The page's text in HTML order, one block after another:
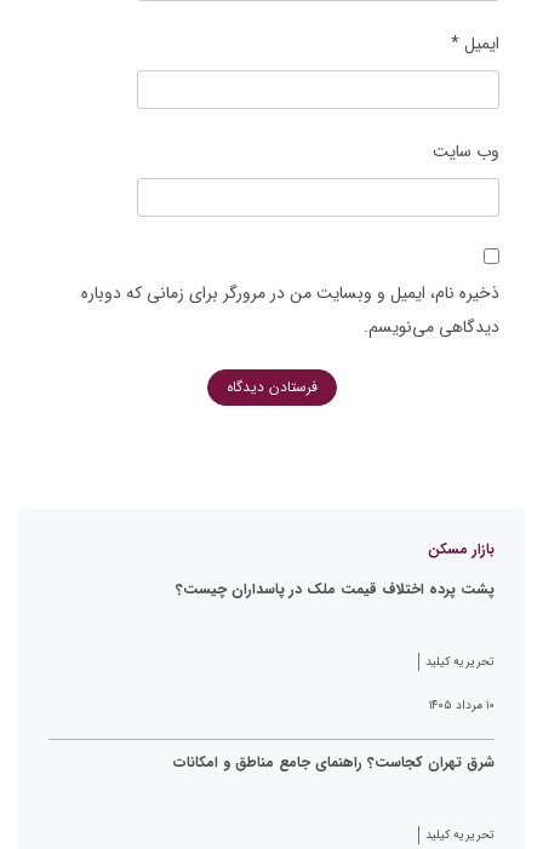
ایمیل*
وب‌ سایت
ذخیره نام، ایمیل و وبسایت من در مرورگر برای زمانی که دوباره
دیدگاهی می‌نویسم.
بازار مسکن
پشت پرده اختلاف قیمت ملک در پاسداران چیست؟
تحریریه کیلید
۱۰ مرداد ۱۴۰۵
شرق تهران کجاست؟ راهنمای جامع مناطق و امکانات
تحریریه کیلید